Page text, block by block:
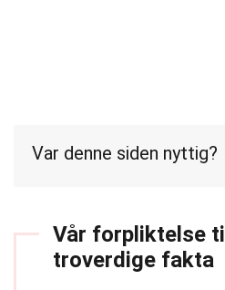
Var denne siden nyttig?
Vår forpliktelse til
troverdige fakta